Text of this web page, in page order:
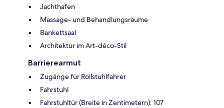
Jachthafen
Massage- und Behandlungsräume
Bankettsaal
Architektur im Art-déco-Stil
Barrierearmut
Zugänge für Rollstuhlfahrer
Fahrstuhl
Fahrstuhltür (Breite in Zentimetern): 107